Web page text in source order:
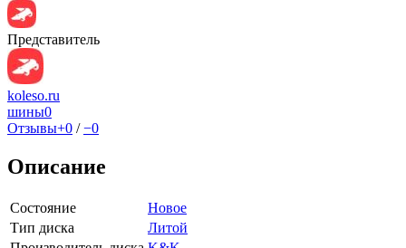
Представитель
koleso.ru
шины0
Отзывы+0 /−0
Описание
Состояние
Новое
Тип диска
Литой